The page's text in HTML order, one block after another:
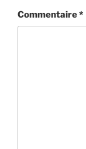
Commentaire*